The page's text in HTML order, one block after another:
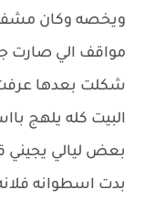
ويخصه وكان مشفت
مواقف الي صارت
شكلت بعدها عرفت
البيت كله يلهج
بعض ليالي يجيني
بدت اسطوانه